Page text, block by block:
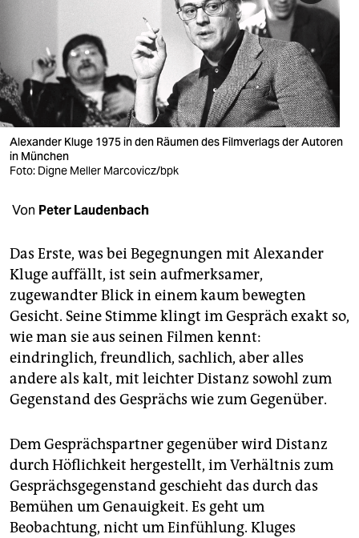
wahrheit
verlag
verlag
veranstaltungen
unterstützen
abo
genossenschaft
epaper login
Alexander Kluge 1975 in den Räumen des Filmverlags der Autoren
in München
Foto: Digne Meller Marcovicz/bpk
Von Peter Laudenbach
Das Erste, was bei Begegnungen mit Alexander
Kluge auffällt, ist sein aufmerksamer,
zugewandter Blick in einem kaum bewegten
Gesicht. Seine Stimme klingt im Gespräch exakt so,
wie man sie aus seinen Filmen kennt:
eindringlich, freundlich, sachlich, aber alles
andere als kalt, mit leichter Distanz sowohl zum
Gegenstand des Gesprächs wie zum Gegenüber.
Dem Gesprächspartner gegenüber wird Dis­tanz
durch Höflichkeit hergestellt, im Verhältnis zum
Gesprächsgegenstand geschieht das durch das
Bemühen um Genauigkeit. Es geht um
Beobachtung, nicht um Einfühlung. Kluges